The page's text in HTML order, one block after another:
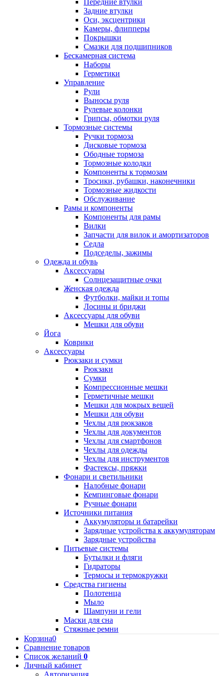
Передние втулки
Задние втулки
Оси, эксцентрики
Камеры, флипперы
Покрышки
Смазки для подшипников
Бескамерная система
Наборы
Герметики
Управление
Рули
Выносы руля
Рулевые колонки
Грипсы, обмотки руля
Тормозные системы
Ручки тормоза
Дисковые тормоза
Ободные тормоза
Тормозные колодки
Компоненты к тормозам
Тросики, рубашки, наконечники
Тормозные жидкости
Обслуживание
Рамы и компоненты
Компоненты для рамы
Вилки
Запчасти для вилок и амортизаторов
Седла
Подседелы, зажимы
Одежда и обувь
Аксессуары
Солнцезащитные очки
Женская одежда
Футболки, майки и топы
Лосины и бриджи
Аксессуары для обуви
Мешки для обуви
Йога
Коврики
Аксессуары
Рюкзаки и сумки
Рюкзаки
Сумки
Компрессионные мешки
Герметичные мешки
Мешки для мокрых вещей
Мешки для обуви
Чехлы для рюкзаков
Чехлы для документов
Чехлы для смартфонов
Чехлы для одежды
Чехлы для инструментов
Фастексы, пряжки
Фонари и светильники
Налобные фонари
Кемпинговые фонари
Ручные фонари
Источники питания
Аккумуляторы и батарейки
Зарядные устройства к аккумуляторам
Зарядные устройства
Питьевые системы
Бутылки и фляги
Гидраторы
Термосы и термокружки
Средства гигиены
Полотенца
Мыло
Шампуни и гели
Маски для сна
Стяжные ремни
Корзина0
Сравнение товаров
Список желаний 0
Личный кабинет